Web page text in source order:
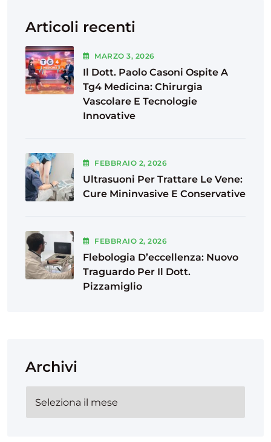
Articoli recenti
MARZO3, 2026
Il Dott. Paolo Casoni Ospite A
Tg4 Medicina: Chirurgia
Vascolare E Tecnologie
Innovative
FEBBRAIO 2, 2026
Ultrasuoni Per Trattare Le Vene:
Cure Mininvasive E Conservative
FEBBRAIO 2, 2026
Flebologia D’eccellenza: Nuovo
Traguardo Per Il Dott.
Pizzamiglio
Archivi